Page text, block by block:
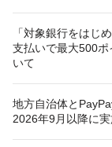
「対象銀行をはじ
支払いで最大500
いて
地方自治体と
2026年9月以降に